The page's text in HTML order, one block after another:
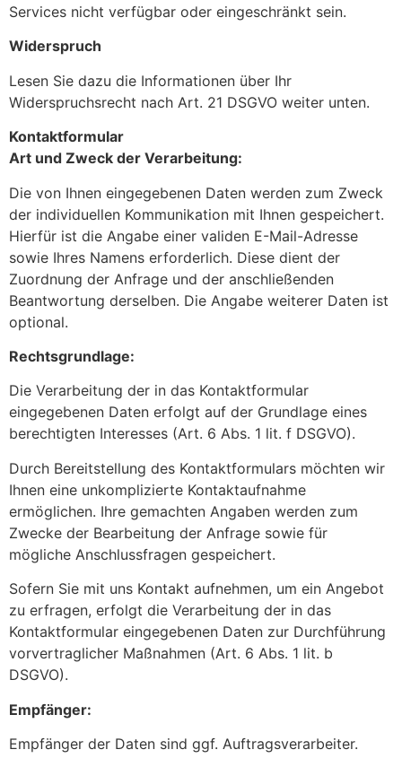
Services nicht verfügbar oder eingeschränkt sein.
Widerspruch
Lesen Sie dazu die Informationen über Ihr
Widerspruchsrecht nach Art. 21 DSGVO weiter unten.
Kontaktformular
Art und Zweck der Verarbeitung:
Die von Ihnen eingegebenen Daten werden zum Zweck
der individuellen Kommunikation mit Ihnen gespeichert.
Hierfür ist die Angabe einer validen E-Mail-Adresse
sowie Ihres Namens erforderlich. Diese dient der
Zuordnung der Anfrage und der anschließenden
Beantwortung derselben. Die Angabe weiterer Daten ist
optional.
Rechtsgrundlage:
Die Verarbeitung der in das Kontaktformular
eingegebenen Daten erfolgt auf der Grundlage eines
berechtigten Interesses (Art. 6 Abs. 1 lit. f DSGVO).
Durch Bereitstellung des Kontaktformulars möchten wir
Ihnen eine unkomplizierte Kontaktaufnahme
ermöglichen. Ihre gemachten Angaben werden zum
Zwecke der Bearbeitung der Anfrage sowie für
mögliche Anschlussfragen gespeichert.
Sofern Sie mit uns Kontakt aufnehmen, um ein Angebot
zu erfragen, erfolgt die Verarbeitung der in das
Kontaktformular eingegebenen Daten zur Durchführung
vorvertraglicher Maßnahmen (Art. 6 Abs. 1 lit. b
DSGVO).
Empfänger:
Empfänger der Daten sind ggf. Auftragsverarbeiter.